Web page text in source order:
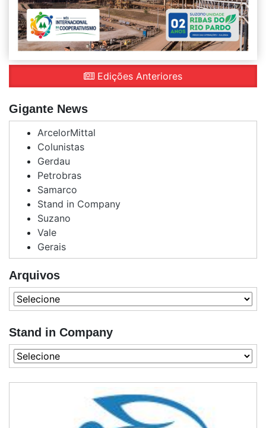
Edições Anteriores
Gigante News
ArcelorMittal
Colunistas
Gerdau
Petrobras
Samarco
Stand in Company
Suzano
Vale
Gerais
Arquivos
Stand in Company